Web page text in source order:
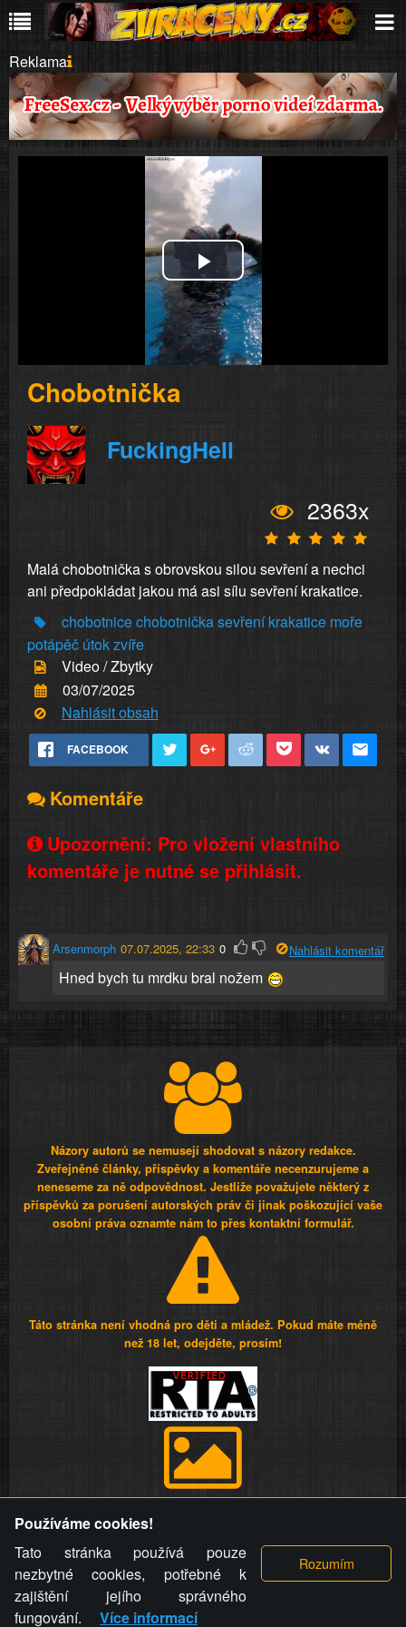
Reklama
Play
Video
Chobotnička
FuckingHell
2363x
Malá chobotnička s obrovskou silou sevření a nechci
ani předpokládat jakou má asi sílu sevření krakatice.
chobotnicechobotničkasevření krakatice moře
potápěč útokzvíře
Video / Zbytky
03/07/2025
Nahlásit obsah
FACEBOOK
Komentáře
Upozornění: Pro vložení vlastního
komentáře je nutné se přihlásit.
Arsenmorph 07.07.2025, 22:33 0 Nahlásit komentář
Hned bych tu mrdku bral nožem
Názory autorů se nemusejí shodovat s názory redakce.
Zveřejněné články, příspěvky a komentáře necenzurujeme a
neneseme za ně odpovědnost. Jestliže považujete některý z
příspěvků za porušení autorských práv či jinak poškozující vaše
osobní práva oznamte nám to přes kontaktní formulář.
Táto stránka není vhodná pro děti a mládež. Pokud máte méně
než 18 let, odejděte, prosím!
videa a komentáře. Osoba, které se toto opatření provozovatele
stránky týče, ani osoba, která umístila fotografii nebo video na
stránku, nemůže z důvodu odstranění fotografie, videa nebo
komentáře pro výše uvedenou okolnost uplatnit vůči
provozovateli stránky žádný nárok na náhradu škody nebo
nemajetkové újmy.
Používáme cookies!
Tato stránka používá pouze
nezbytné cookies, potřebné k
zajištění jejího správného
fungování.
Více informací